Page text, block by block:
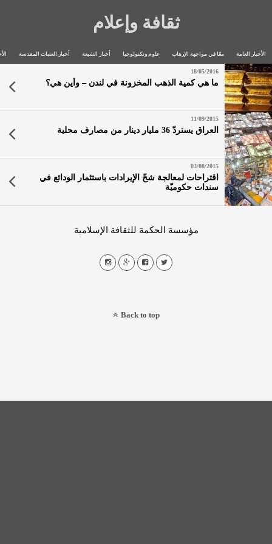
ثقافة وإعلام
الأخبار العامة معًا في مواجهة الإرهاب علوم وتكنولوجيا أخبار الشيعة أخبار العتبات المقدسة
18/05/2016
ما هي كمية الذهب المخزونة في لندن – وأين هي؟
11/09/2015
العراق يستردّ 36 مليار دينار من مصارف محلية
03/08/2015
اقتراحات لمعالجة شحّ الإيرادات باستثمار الودائع في
سندات حكوميّة
مؤسسة الحكمة للثقافة الإسلامية
Back to top